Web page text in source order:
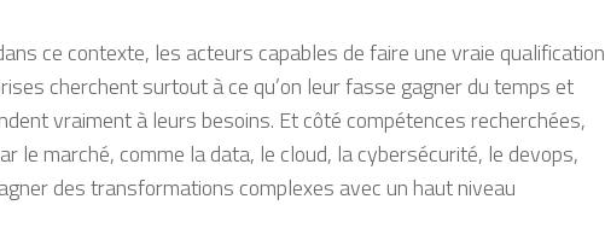
ce contexte, les acteurs capables de faire une vraie qualification
cherchent surtout à ce qu’on leur fasse gagner du temps et
vraiment à leurs besoins. Et côté compétences recherchées,
le marché, comme la data, le cloud, la cybersécurité, le devops,
des transformations complexes avec un haut niveau